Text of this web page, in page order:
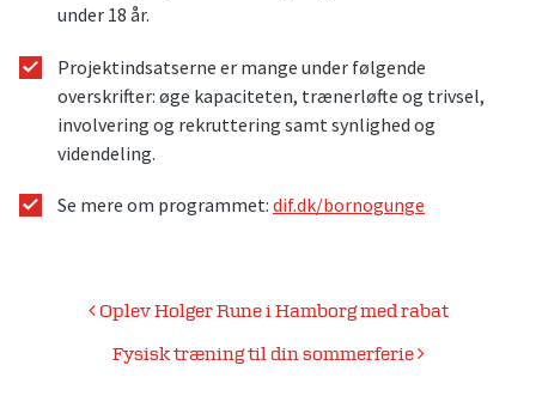
under 18 år.
Projektindsatserne er mange under følgende
overskrifter: øge kapaciteten, trænerløfte og trivsel,
involvering og rekruttering samt synlighed og
videndeling.
Se mere om programmet: dif.dk/bornogunge
Indlægsnavigation
Oplev Holger Rune i Hamborg med rabat
Fysisk træning til din sommerferie